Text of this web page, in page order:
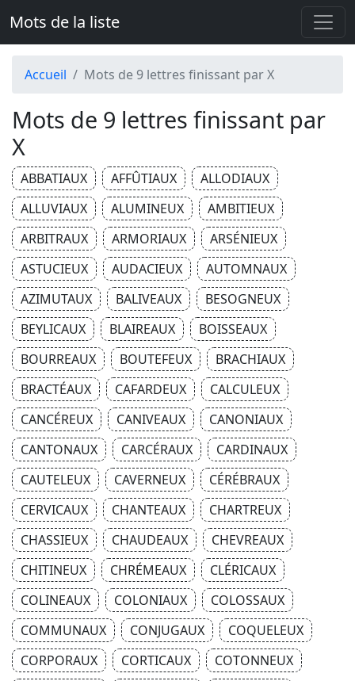
Mots de la liste
Accueil Mots de 9 lettres finissant par X
Mots de 9 lettres finissant par
X
ABBATIAUX AFFÛTIAUX
ALLODIAUX
ALLUVIAUX
ALUMINEUX
AMBITIEUX
ARBITRAUX
ARMORIAUX
ARSÉNIEUX
ASTUCIEUX
AUDACIEUX
AUTOMNAUX
AZIMUTAUX
BALIVEAUX
BESOGNEUX
BEYLICAUX
BLAIREAUX
BOISSEAUX
BOURREAUX
BOUTEFEUX
BRACHIAUX
BRACTÉAUX
CAFARDEUX
CALCULEUX
CANCÉREUX
CANIVEAUX
CANONIAUX
CANTONAUX
CARCÉRAUX
CARDINAUX
CAUTELEUX
CAVERNEUX
CÉRÉBRAUX
CERVICAUX
CHANTEAUX
CHARTREUX
CHASSIEUX
CHAUDEAUX
CHEVREAUX
CHITINEUX
CHRÉMEAUX
CLÉRICAUX
COLINEAUX
COLONIAUX
COLOSSAUX
COMMUNAUX
CONJUGAUX
COQUELEUX
CORPORAUX
CORTICAUX
COTONNEUX